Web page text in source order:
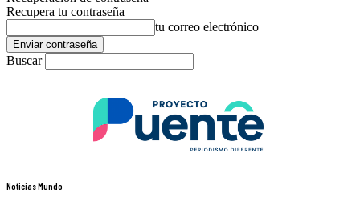
Recupera tu contraseña
tu correo electrónico
Buscar
Noticias Mundo